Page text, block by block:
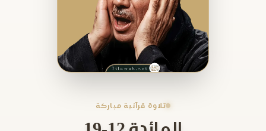
تلاوة قرآنية مباركة